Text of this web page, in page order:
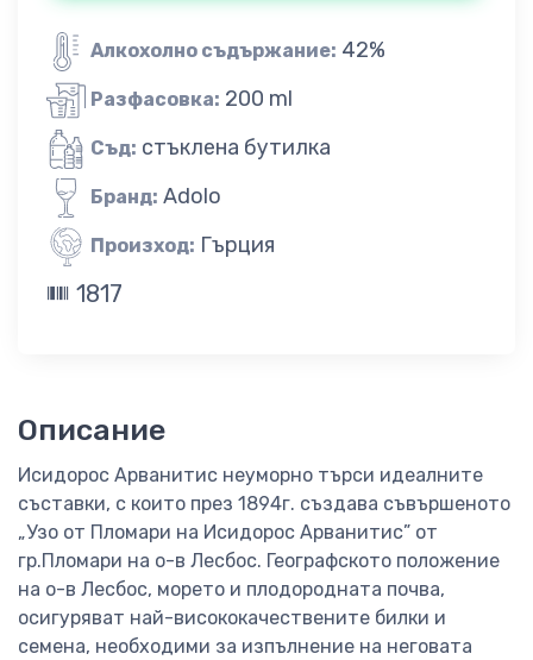
Алкохолно съдържание: 42%
Разфасовка: 200 ml
Съд: стъклена бутилка
Бранд: Adolo
Произход: Гърция
1817
Описание
Исидорос Арванитис неуморно търси идеалните
съставки, с които през 1894г. създава съвършеното
„Узо от Пломари на Исидорос Арванитис” от
гр.Пломари на о-в Лесбос. Географското положение
на о-в Лесбос, морето и плодородната почва,
осигуряват най-висококачествените билки и
семена, необходими за изпълнение на неговата